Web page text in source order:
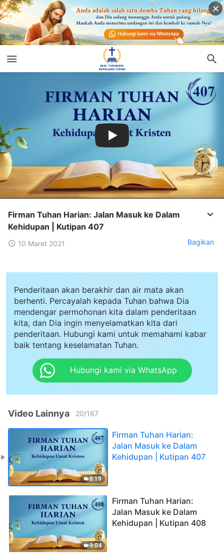
Firman Tuhan Harian: Jalan Masuk ke Dalam
Kehidupan | Kutipan 407
10 Maret 2021 Bagikan
Penderitaan akan berakhir dan air mata akan
berhenti. Percayalah kepada Tuhan bahwa Dia
mendengar permohonan kita dalam penderitaan
kita, dan Dia ingin menyelamatkan kita dari
penderitaan. Hubungi kami untuk memahami kabar
baik tentang keselamatan Tuhan.
Hubungi kami via WhatsApp
Video Lainnya 20/167
8:19
Firman Tuhan Harian:
Jalan Masuk ke Dalam
Kehidupan | Kutipan 407
9:04
Firman Tuhan Harian:
Jalan Masuk ke Dalam
Kehidupan | Kutipan 408